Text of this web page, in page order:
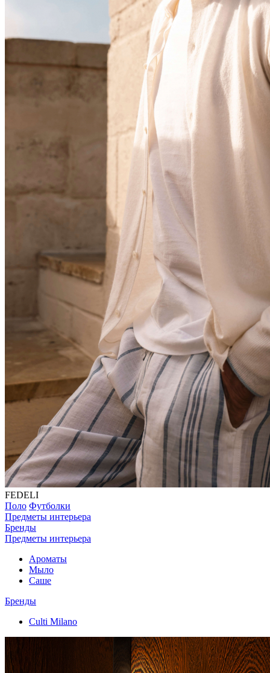
FEDELI
Поло Футболки
Предметы интерьера
Бренды
Предметы интерьера
Ароматы
Мыло
Саше
Бренды
Culti Milano